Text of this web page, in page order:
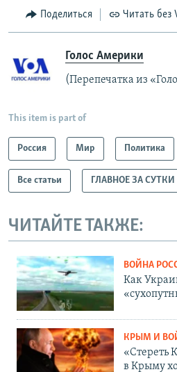
Поделиться Читать без
Голос Америки
(Перепечатка из
This item is part of
Россия Мир Политика
Все статьи ГЛАВНОЕ ЗА СУТКИ
ЧИТАЙТЕ ТАКЖЕ:
ВОЙНА
Как
КРЫМ И
«Стереть
в Крыму